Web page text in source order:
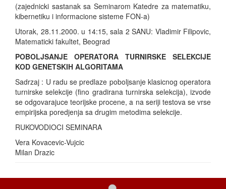
(zajednicki sastanak sa Seminarom Katedre za matematiku,
kibernetiku i informacione sisteme FON-a)
Utorak, 28.11.2000. u 14:15, sala 2 SANU: Vladimir Filipovic,
Matematicki fakultet, Beograd
POBOLJSANJE OPERATORA TURNIRSKE SELEKCIJE
KOD GENETSKIH ALGORITAMA
Sadrzaj : U radu se predlaze poboljsanje klasicnog operatora
turnirske selekcije (fino gradirana turnirska selekcija), izvode
se odgovarajuce teorijske procene, a na seriji testova se vrse
empirijska poredjenja sa drugim metodima selekcije.
RUKOVODIOCI SEMINARA
Vera Kovacevic-Vujcic
Milan Drazic